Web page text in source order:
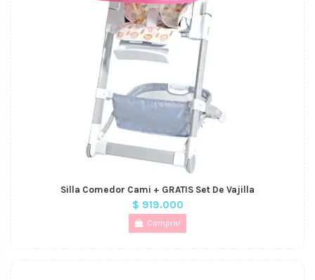
Silla Comedor Cami + GRATIS Set De Vajilla
$ 919.000
Comprar